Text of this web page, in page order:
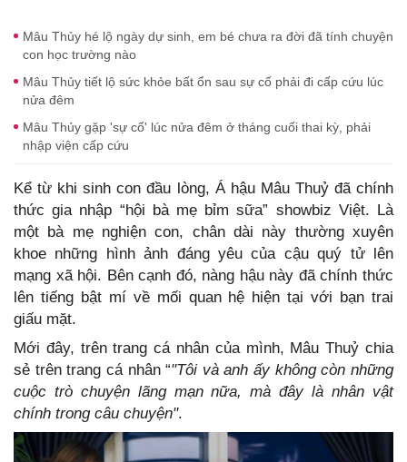
Mâu Thủy hé lộ ngày dự sinh, em bé chưa ra đời đã tính chuyện
con học trường nào
Mâu Thủy tiết lộ sức khỏe bất ổn sau sự cố phải đi cấp cứu lúc
nửa đêm
Mâu Thủy gặp 'sự cố' lúc nửa đêm ở tháng cuối thai kỳ, phải
nhập viện cấp cứu
Kể từ khi sinh con đầu lòng, Á hậu Mâu Thuỷ đã chính
thức gia nhập “hội bà mẹ bỉm sữa” showbiz Việt. Là
một bà mẹ nghiện con, chân dài này thường xuyên
khoe những hình ảnh đáng yêu của cậu quý tử lên
mạng xã hội. Bên cạnh đó, nàng hậu này đã chính thức
lên tiếng bật mí về mối quan hệ hiện tại với bạn trai
giấu mặt.
Mới đây, trên trang cá nhân của mình, Mâu Thuỷ chia
sẻ trên trang cá nhân “"Tôi và anh ấy không còn những
cuộc trò chuyện lãng mạn nữa, mà đây là nhân vật
chính trong câu chuyện".